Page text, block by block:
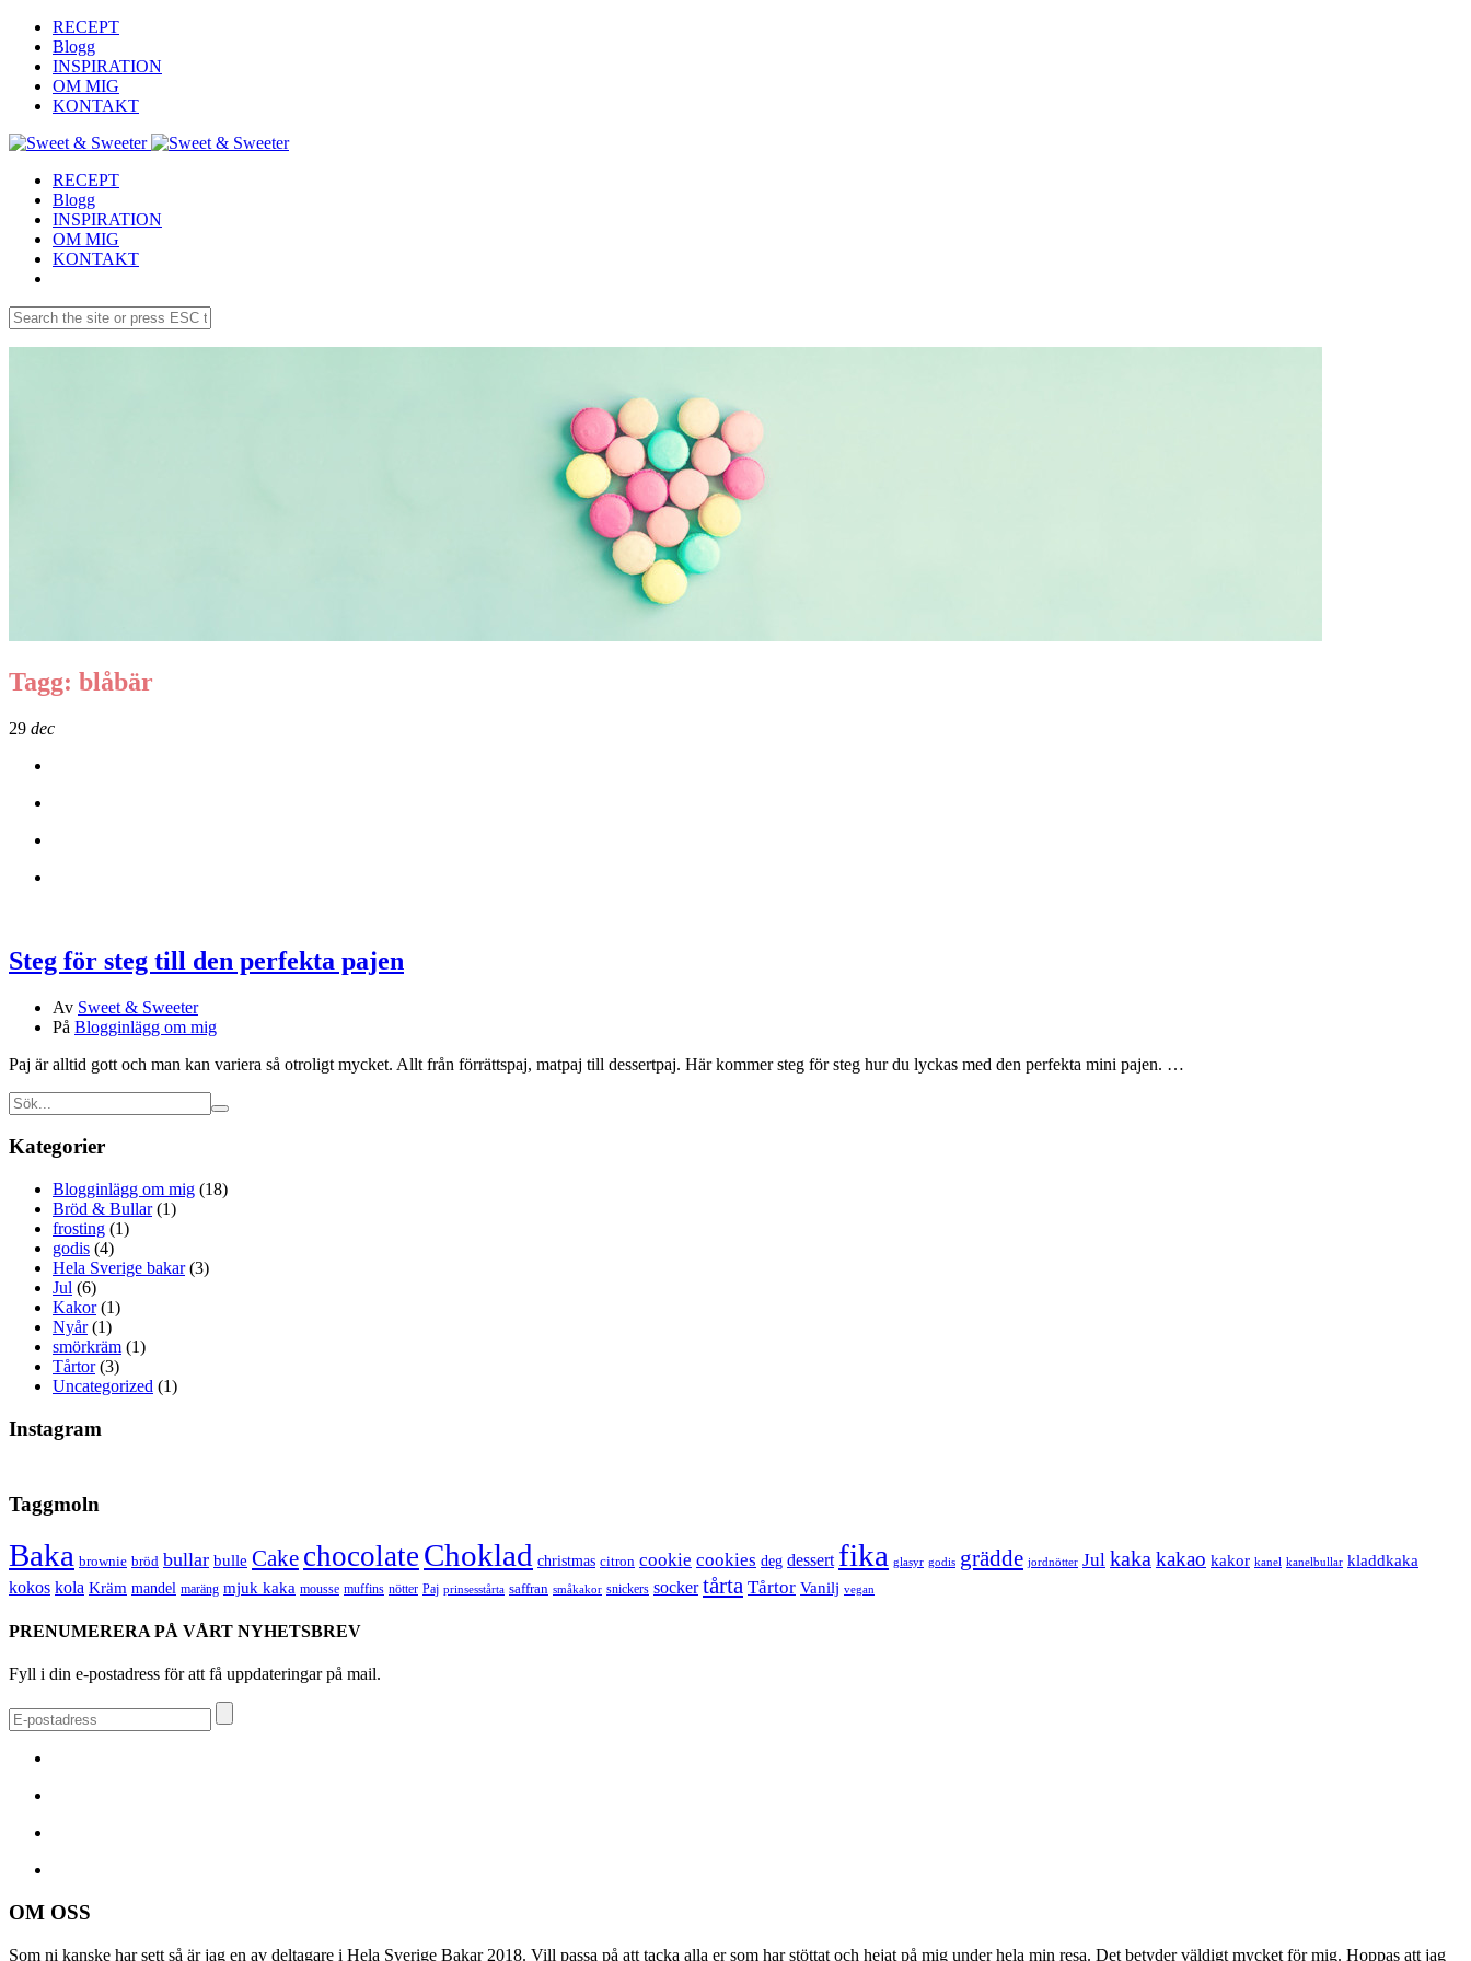
RECEPT
Blogg
INSPIRATION
OM MIG
KONTAKT
RECEPT
Blogg
INSPIRATION
OM MIG
KONTAKT
Tagg: blåbär
29 dec
Steg för steg till den perfekta pajen
Av Sweet & Sweeter
På Blogginlägg om mig
Paj är alltid gott och man kan variera så otroligt mycket. Allt från förrättspaj, matpaj till dessertpaj. Här kommer steg för steg hur du lyckas med den perfekta mini pajen. …
Kategorier
Blogginlägg om mig (18)
Bröd & Bullar(1)
frosting (1)
godis (4)
Hela Sverige bakar(3)
Jul (6)
Kakor(1)
Nyår(1)
smörkräm (1)
Tårtor(3)
Uncategorized (1)
Instagram
Taggmoln
Baka brownie bröd bullar bulle Cake chocolate Choklad christmas citron cookie cookies deg dessert fika glasyr godis grädde jordnötter Jul kaka kakao kakor kanel kanelbullar kladdkaka
kokos kola Kräm mandel maräng mjuk kaka mousse muffins nötter Paj prinsesstårta saffran småkakor snickers socker tårta Tårtor Vanilj vegan
PRENUMERERA PÅ VÅRT NYHETSBREV
Fyll i din e-postadress för att få uppdateringar på mail.
OM OSS
Som ni kanske har sett så är jag en av deltagare i Hela Sverige Bakar 2018. Vill passa på att tacka alla er som har stöttat och hejat på mig under hela min resa. Det betyder väldigt mycket för mig. Hoppas att jag